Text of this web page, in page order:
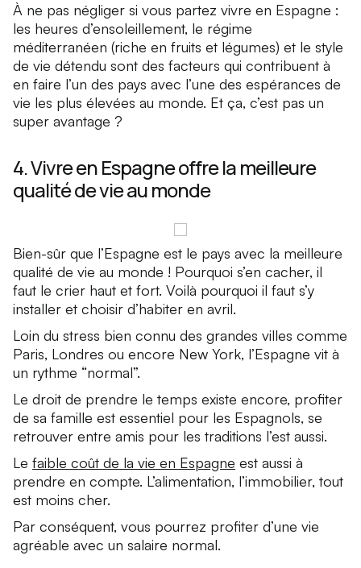
À ne pas négliger si vous partez vivre en Espagne :
les heures d’ensoleillement, le régime
méditerranéen (riche en fruits et légumes) et le style
de vie détendu sont des facteurs qui contribuent à
en faire l’un des pays avec l’une des espérances de
vie les plus élevées au monde. Et ça, c’est pas un
super avantage ?
4. Vivre en Espagne offre la meilleure
qualité de vie au monde
Bien-sûr que l’Espagne est le pays avec la meilleure
qualité de vie au monde ! Pourquoi s’en cacher, il
faut le crier haut et fort. Voilà pourquoi il faut s’y
installer et choisir d’habiter en avril.
Loin du stress bien connu des grandes villes comme
Paris, Londres ou encore New York, l’Espagne vit à
un rythme “normal”.
Le droit de prendre le temps existe encore, profiter
de sa famille est essentiel pour les Espagnols, se
retrouver entre amis pour les traditions l’est aussi.
Le faible coût de la vie en Espagne est aussi à
prendre en compte. L’alimentation, l’immobilier, tout
est moins cher.
Par conséquent, vous pourrez profiter d’une vie
agréable avec un salaire normal.